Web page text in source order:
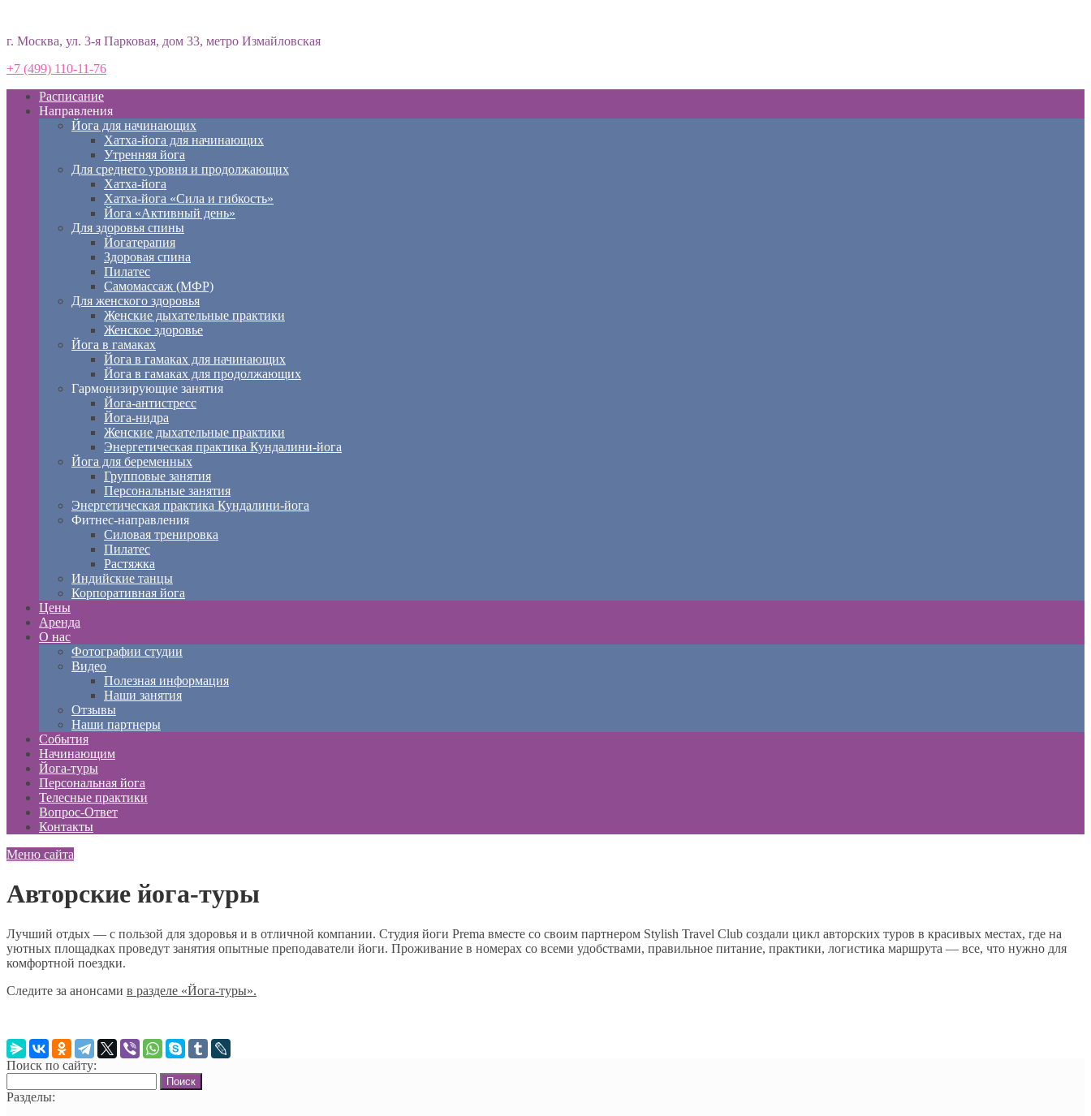
г. Москва, ул. 3-я Парковая, дом 33, метро Измайловская
+7 (499) 110-11-76
Расписание
Направления
Йога для начинающих
Хатха-йога для начинающих
Утренняя йога
Для среднего уровня и продолжающих
Хатха-йога
Хатха-йога «Сила и гибкость»
Йога «Активный день»
Для здоровья спины
Йогатерапия
Здоровая спина
Пилатес
Самомассаж (МФР)
Для женского здоровья
Женские дыхательные практики
Женское здоровье
Йога в гамаках
Йога в гамаках для начинающих
Йога в гамаках для продолжающих
Гармонизирующие занятия
Йога-антистресс
Йога-нидра
Женские дыхательные практики
Энергетическая практика Кундалини-йога
Йога для беременных
Групповые занятия
Персональные занятия
Энергетическая практика Кундалини-йога
Фитнес-направления
Силовая тренировка
Пилатес
Растяжка
Индийские танцы
Корпоративная йога
Цены
Аренда
О нас
Фотографии студии
Видео
Полезная информация
Наши занятия
Отзывы
Наши партнеры
События
Начинающим
Йога-туры
Персональная йога
Телесные практики
Вопрос-Ответ
Контакты
Меню сайта
Авторские йога-туры
Лучший отдых — с пользой для здоровья и в отличной компании. Студия йоги Prema вместе со своим партнером Stylish Travel Club создали цикл авторских туров в красивых местах, где на
уютных площадках проведут занятия опытные преподаватели йоги. Проживание в номерах со всеми удобствами, правильное питание, практики, логистика маршрута — все, что нужно для
комфортной поездки.
Следите за анонсами в разделе «Йога-туры».
Поиск по сайту:
Разделы: